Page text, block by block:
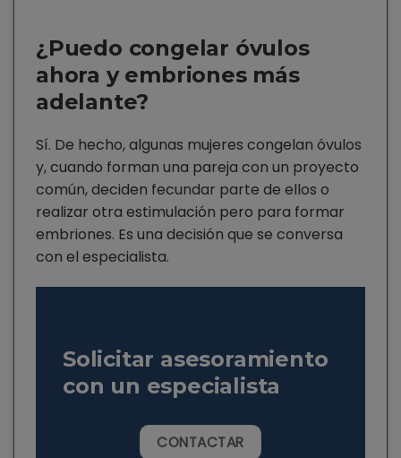
¿Puedo congelar óvulos
ahora y embriones más
adelante?
Sí. De hecho, algunas mujeres congelan óvulos
y, cuando forman una pareja con un proyecto
común, deciden fecundar parte de ellos o
realizar otra estimulación pero para formar
embriones. Es una decisión que se conversa
con el especialista.
Solicitar asesoramiento
con un especialista
CONTACTAR